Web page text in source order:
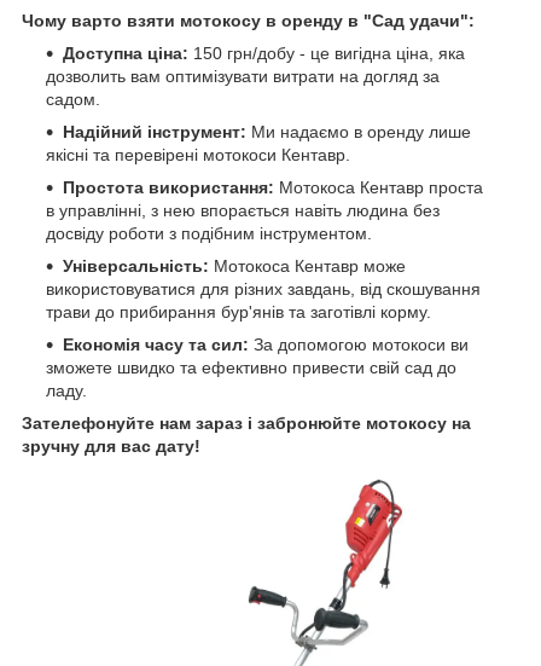
Чому варто взяти мотокосу в оренду в "Сад удачи":
Доступна ціна: 150 грн/добу - це вигідна ціна, яка
дозволить вам оптимізувати витрати на догляд за
садом.
Надійний інструмент: Ми надаємо в оренду лише
якісні та перевірені мотокоси Кентавр.
Простота використання: Мотокоса Кентавр проста
в управлінні, з нею впорається навіть людина без
досвіду роботи з подібним інструментом.
Універсальність: Мотокоса Кентавр може
використовуватися для різних завдань, від скошування
трави до прибирання бур'янів та заготівлі корму.
Економія часу та сил: За допомогою мотокоси ви
зможете швидко та ефективно привести свій сад до
ладу.
Зателефонуйте нам зараз і забронюйте мотокосу на
зручну для вас дату!